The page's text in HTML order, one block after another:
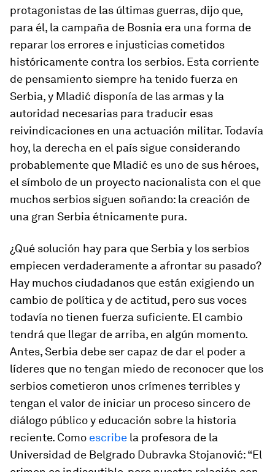
protagonistas de las últimas guerras, dijo que,
para él, la campaña de Bosnia era una forma de
reparar los errores e injusticias cometidos
históricamente contra los serbios. Esta corriente
de pensamiento siempre ha tenido fuerza en
Serbia, y Mladić disponía de las armas y la
autoridad necesarias para traducir esas
reivindicaciones en una actuación militar. Todavía
hoy, la derecha en el país sigue considerando
probablemente que Mladić es uno de sus héroes,
el símbolo de un proyecto nacionalista con el que
muchos serbios siguen soñando: la creación de
una gran Serbia étnicamente pura.
¿Qué solución hay para que Serbia y los serbios
empiecen verdaderamente a afrontar su pasado?
Hay muchos ciudadanos que están exigiendo un
cambio de política y de actitud, pero sus voces
todavía no tienen fuerza suficiente. El cambio
tendrá que llegar de arriba, en algún momento.
Antes, Serbia debe ser capaz de dar el poder a
líderes que no tengan miedo de reconocer que los
serbios cometieron unos crímenes terribles y
tengan el valor de iniciar un proceso sincero de
diálogo público y educación sobre la historia
reciente. Como escribe la profesora de la
Universidad de Belgrado Dubravka Stojanović: “El